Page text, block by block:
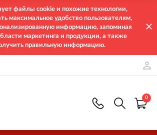
файлы cookie и похожие технологии,
максимальное удобство пользователям,
информацию, запоминая
маркетинга и продукции, а также
правильную информацию.
0